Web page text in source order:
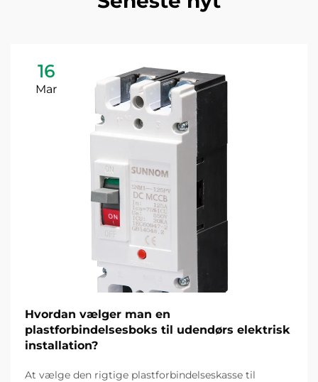
16
Mar
Hvordan vælger man en
plastforbindelsesboks til udendørs elektrisk
installation?
At vælge den rigtige plastforbindelseskasse til